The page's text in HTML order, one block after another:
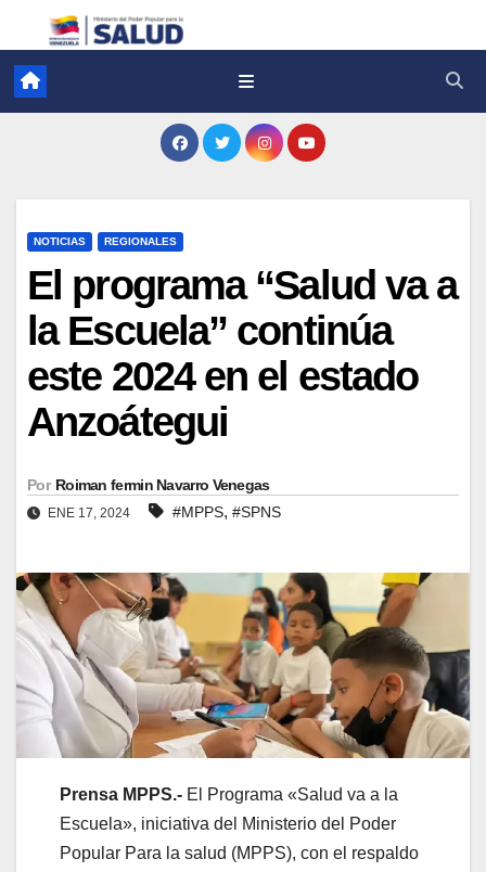
NOTICIAS REGIONALES
El programa “Salud va a
la Escuela” continúa
este 2024 en el estado
Anzoátegui
Por Roiman fermin Navarro Venegas
ENE 17, 2024 #MPPS, #SPNS
Prensa MPPS.- El Programa «Salud va a la
Escuela», iniciativa del Ministerio del Poder
Popular Para la salud (MPPS), con el respaldo